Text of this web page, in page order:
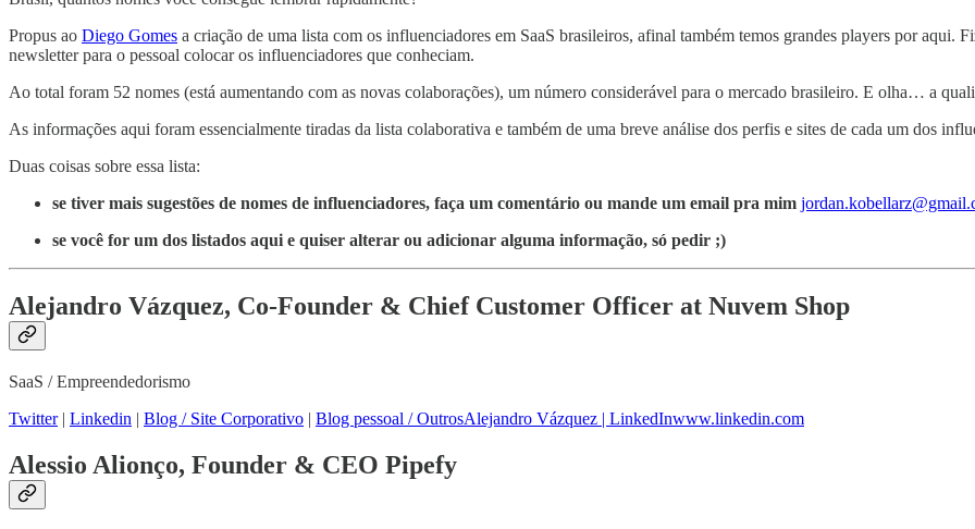
Propus ao Diego Gomes a criação de uma lista com os influenciadores em SaaS brasileiros, afinal também temos grandes players por aqui.
newsletter para o pessoal colocar os influenciadores que conheciam.
Ao total foram 52 nomes (está aumentando com as novas colaborações), um número considerável para o mercado brasileiro. E olha… a
As informações aqui foram essencialmente tiradas da lista colaborativa e também de uma breve análise dos perfis e sites de cada um dos
Duas coisas sobre essa lista:
se tiver mais sugestões de nomes de influenciadores, faça um comentário ou mande um email pra mim
se você for um dos listados aqui e quiser alterar ou adicionar alguma informação, só pedir ;)
Alejandro Vázquez, Co-Founder & Chief Customer Officer at Nuvem Shop
SaaS / Empreendedorismo
Twitter| Linkedin | Blog / Site Corporativo | Blog pessoal / OutrosAlejandro Vázquez | LinkedInwww.linkedin.com
Alessio Alionço, Founder & CEO Pipefy